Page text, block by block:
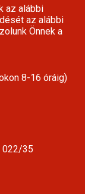
az alábbi
az alábbi
Önnek a
8-16 óráig)
022/35